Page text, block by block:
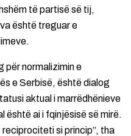
të partisë së tij,
është treguar e
për normalizimin e
e Serbisë, është dialog
aktual i marrëdhënieve
është ai i fqinjësisë së mirë.
si princip”, tha